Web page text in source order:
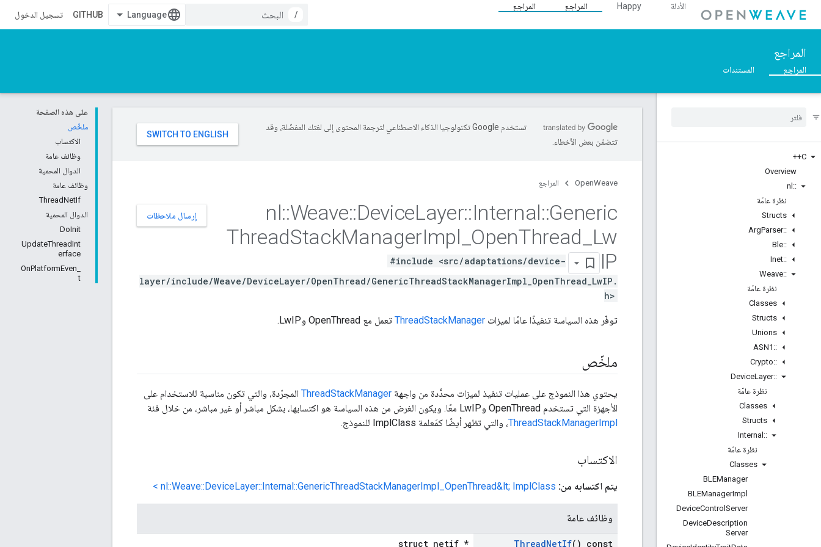
الأدلة Happy المراجع
المراجع
/
GITHUB تسجيل الدخول
المراجع
المراجع المستندات
C++
Overview
::
nl
نظرة عامّة
Structs
::
ArgParser
::
Ble
::
Inet
::
Weave
نظرة عامّة
Classes
Structs
Unions
::
ASN1
::
Crypto
::
DeviceLayer
نظرة عامّة
Classes
Structs
::
Internal
نظرة عامّة
Classes
BLEManager
BLEManagerImpl
DeviceControl Server
DeviceDescription
Server
على هذه الصفحة
ملخّص
الاكتساب
وظائف عامة
الدوال المحمية
وظائف عامة
ThreadNetIf
الدوال المحمية
DoInit
UpdateThreadInt
erface
_OnPlatformEven
t
تستخدم Google تكنولوجيا الذكاء الاصطناعي لترجمة المحتوى إلى لغتك المفضّلة، وقد
تتضمّن بعض الأخطاء.
OpenWeave المراجع
إرسال ملاحظات nl::Weave::DeviceLayer::Internal::Generic
ThreadStackManagerImpl OpenThread Lw
IP
#include <src/adaptations/device-
layer/include/Weave/DeviceLayer/OpenThread/GenericThreadStackManagerImpl_OpenThread_LwIP.
h>
توفّر هذه السياسة تنفيذًا عامًا لميزات ThreadStackManager تعمل مع OpenThread وLwIP.
ملخّص
يحتوي هذا النموذج على عمليات تنفيذ لميزات محدَّدة من واجهة ThreadStackManager المجرّدة، والتي تكون مناسبة للاستخدام على
الأجهزة التي تستخدم OpenThread وLwIP معًا. ويكون الغرض من هذه السياسة هو اكتسابها، بشكل مباشر أو غير مباشر، من خلال فئة
ThreadStackManagerImpl، والتي تظهر أيضًا كمَعلمة ImplClass للنموذج.
الاكتساب
يتم اكتسابه من: nl::Weave::DeviceLayer::Internal::GenericThreadStackManagerImpl_OpenThread&lt; ImplClass >
وظائف عامة
ThreadNetIf() const
struct netif *